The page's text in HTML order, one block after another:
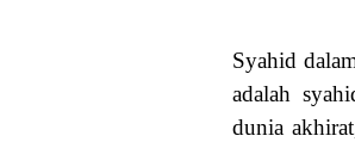
Syahid
adalah
dunia